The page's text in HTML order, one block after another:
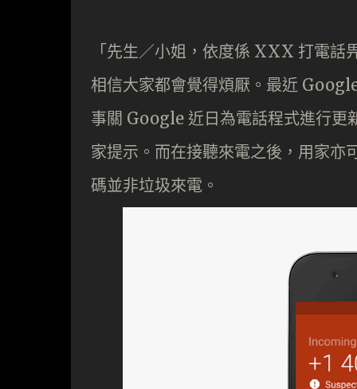
「先生／小姐，依度係 XXX 打電
相信大家都會覺得煩厭。最近
事關 Google 近日為電話程式進行更
家提示。而在接聽來電之後，用家
碼並非垃圾來電。